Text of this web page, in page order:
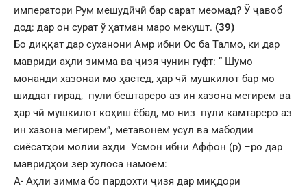
императори Рум мешудӣчӣ бар сарат меомад? Ў ҷавоб
дод: дар он сурат ў ҳатман маро мекушт. (39)
Бо диққат дар суханони Амр ибни Ос ба Талмо, ки дар
мавриди аҳли зимма ва ҷизя чунин гуфт: “ Шумо
монанди хазонаи мо ҳастед, ҳар чӣ мушкилот бар мо
шиддат гирад, пули бештареро аз ин хазона мегирем ва
ҳар чӣ мушкилот коҳиш ёбад, мо низ пули камтареро аз
ин хазона мегирем”, метавонем усул ва мабодии
сиёсатҳои молии аҳди Усмон ибни Аффон (р) –ро дар
мавридҳои зер хулоса намоем:
А- Аҳли зимма бо пардохти ҷизя дар миқдори